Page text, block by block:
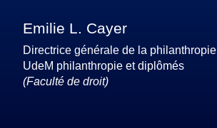
Emilie L. Cayer
Directrice générale de la philanthropie
UdeM philanthropie et diplômés
(Faculté de droit)